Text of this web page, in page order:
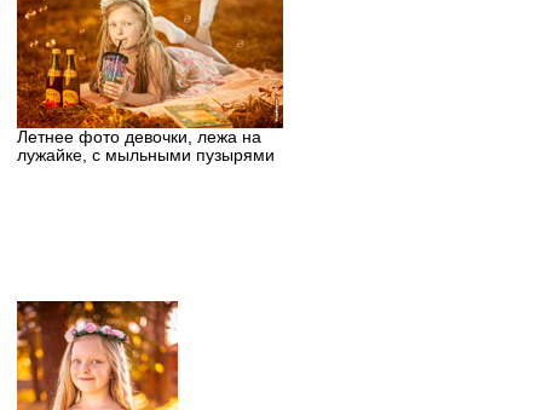
Летнее фото девочки, лежа на
лужайке, с мыльными пузырями